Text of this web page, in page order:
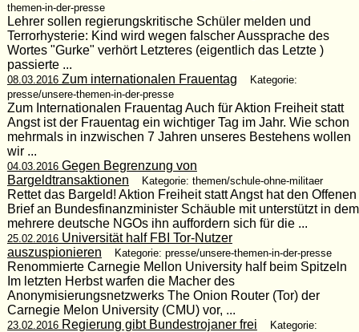
themen-in-der-presse
Lehrer sollen regierungskritische Schüler melden und
Terrorhysterie: Kind wird wegen falscher Aussprache des
Wortes "Gurke" verhört Letzteres (eigentlich das Letzte )
passierte ...
08.03.2016Zum internationalen Frauentag
Kategorie:
presse/unsere-themen-in-der-presse
Zum Internationalen Frauentag Auch für Aktion Freiheit statt
Angst ist der Frauentag ein wichtiger Tag im Jahr. Wie schon
mehrmals in inzwischen 7 Jahren unseres Bestehens wollen
wir ...
04.03.2016Gegen Begrenzung von
Bargeldtransaktionen
Kategorie: themen/schule-ohne-militaer
Rettet das Bargeld! Aktion Freiheit statt Angst hat den Offenen
Brief an Bundesfinanzminister Schäuble mit unterstützt in dem
mehrere deutsche NGOs ihn auffordern sich für die ...
25.02.2016Universität half FBI Tor-Nutzer
auszuspionieren
Kategorie: presse/unsere-themen-in-der-presse
Renommierte Carnegie Mellon University half beim Spitzeln
Im letzten Herbst warfen die Macher des
Anonymisierungsnetzwerks The Onion Router (Tor) der
Carnegie Melon University (CMU) vor, ...
23.02.2016Regierung gibt Bundestrojaner frei
Kategorie: